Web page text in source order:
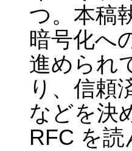
つ。本稿
暗号化へ
進められ
り、信頼
などを決
RFC を